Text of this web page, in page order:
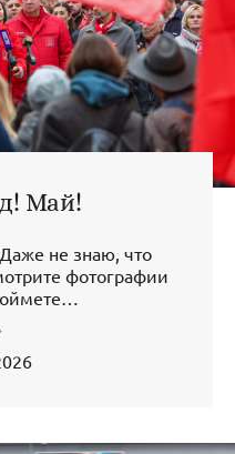
Май!
не знаю, что
фотографии